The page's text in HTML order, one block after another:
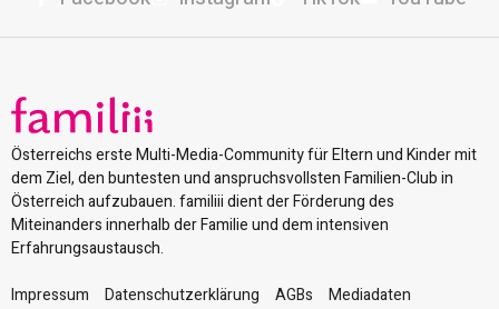
Österreichs erste Multi-Media-Community für Eltern und Kinder mit
dem Ziel, den buntesten und anspruchsvollsten Familien-Club in
Österreich aufzubauen. familiii dient der Förderung des
Miteinanders innerhalb der Familie und dem intensiven
Erfahrungsaustausch.
Impressum
Datenschutzerklärung AGBs Mediadaten